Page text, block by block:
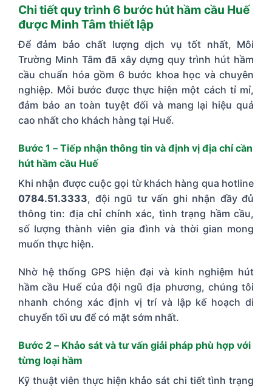
Chi tiết quy trình 6 bước hút hầm cầu Huế
được Minh Tâm thiết lập
Để đảm bảo chất lượng dịch vụ tốt nhất, Môi
Trường Minh Tâm đã xây dựng quy trình hút hầm
cầu chuẩn hóa gồm 6 bước khoa học và chuyên
nghiệp. Mỗi bước được thực hiện một cách tỉ mỉ,
đảm bảo an toàn tuyệt đối và mang lại hiệu quả
cao nhất cho khách hàng tại Huế.
Bước 1 – Tiếp nhận thông tin và định vị địa chỉ cần
hút hầm cầu Huế
Khi nhận được cuộc gọi từ khách hàng qua hotline
0784.51.3333, đội ngũ tư vấn ghi nhận đầy đủ
thông tin: địa chỉ chính xác, tình trạng hầm cầu,
số lượng thành viên gia đình và thời gian mong
muốn thực hiện.
Nhờ hệ thống GPS hiện đại và kinh nghiệm hút
hầm cầu Huế của đội ngũ địa phương, chúng tôi
nhanh chóng xác định vị trí và lập kế hoạch di
chuyển tối ưu để có mặt sớm nhất.
Bước 2 – Khảo sát và tư vấn giải pháp phù hợp với
từng loại hầm
Kỹ thuật viên thực hiện khảo sát chi tiết tình trạng